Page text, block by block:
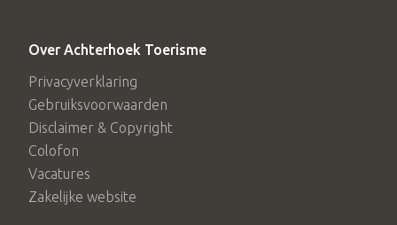
Over Achterhoek Toerisme
Privacyverklaring
Gebruiksvoorwaarden
Disclaimer & Copyright
Colofon
Vacatures
Zakelijke website